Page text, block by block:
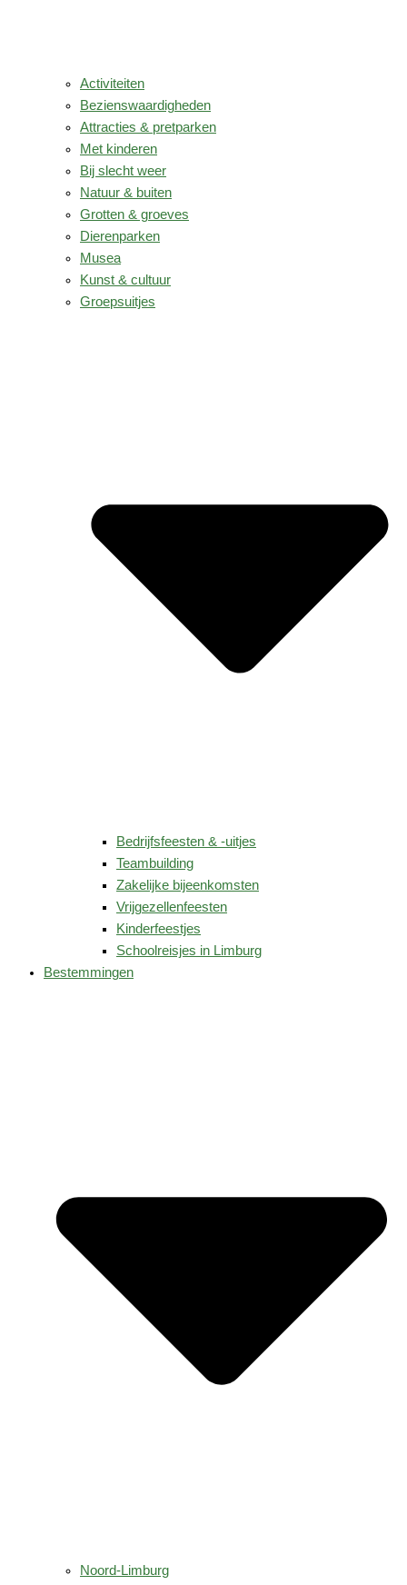
Activiteiten
Bezienswaardigheden
Attracties & pretparken
Met kinderen
Bij slecht weer
Natuur & buiten
Grotten & groeves
Dierenparken
Musea
Kunst & cultuur
Groepsuitjes
Bedrijfsfeesten & -uitjes
Teambuilding
Zakelijke bijeenkomsten
Vrijgezellenfeesten
Kinderfeestjes
Schoolreisjes in Limburg
Bestemmingen
Noord-Limburg